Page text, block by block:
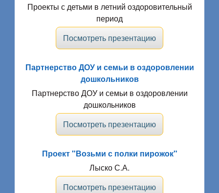
Проекты с детьми в летний оздоровительный
период
Посмотреть презентацию
Партнерство ДОУ и семьи в оздоровлении
дошкольников
Партнерство ДОУ и семьи в оздоровлении
дошкольников
Посмотреть презентацию
Проект "Возьми с полки пирожок"
Лыско С.А.
Посмотреть презентацию